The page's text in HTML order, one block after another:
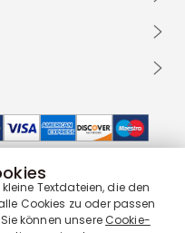
Textdateien, die den
Cookies zu oder passen
können unsereCookie-